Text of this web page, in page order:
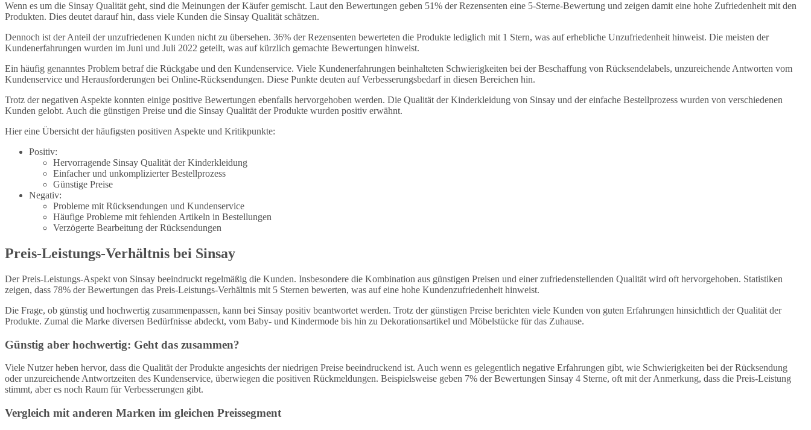
Wenn es um die Sinsay Qualität geht, sind die Meinungen der Käufer gemischt. Laut den Bewertungen geben 51% der Rezensenten eine 5-Sterne-Bewertung und zeigen damit eine hohe Zufriedenheit mit den
Produkten. Dies deutet darauf hin, dass viele Kunden die Sinsay Qualität schätzen.
Dennoch ist der Anteil der unzufriedenen Kunden nicht zu übersehen. 36% der Rezensenten bewerteten die Produkte lediglich mit 1 Stern, was auf erhebliche Unzufriedenheit hinweist. Die meisten der
Kundenerfahrungen wurden im Juni und Juli 2022 geteilt, was auf kürzlich gemachte Bewertungen hinweist.
Ein häufig genanntes Problem betraf die Rückgabe und den Kundenservice. Viele Kundenerfahrungen beinhalteten Schwierigkeiten bei der Beschaffung von Rücksendelabels, unzureichende Antworten vom
Kundenservice und Herausforderungen bei Online-Rücksendungen. Diese Punkte deuten auf Verbesserungsbedarf in diesen Bereichen hin.
Trotz der negativen Aspekte konnten einige positive Bewertungen ebenfalls hervorgehoben werden. Die Qualität der Kinderkleidung von Sinsay und der einfache Bestellprozess wurden von verschiedenen
Kunden gelobt. Auch die günstigen Preise und die Sinsay Qualität der Produkte wurden positiv erwähnt.
Hier eine Übersicht der häufigsten positiven Aspekte und Kritikpunkte:
Positiv:
Hervorragende Sinsay Qualität der Kinderkleidung
Einfacher und unkomplizierter Bestellprozess
Günstige Preise
Negativ:
Probleme mit Rücksendungen und Kundenservice
Häufige Probleme mit fehlenden Artikeln in Bestellungen
Verzögerte Bearbeitung der Rücksendungen
Preis-Leistungs-Verhältnis bei Sinsay
Der Preis-Leistungs-Aspekt von Sinsay beeindruckt regelmäßig die Kunden. Insbesondere die Kombination aus günstigen Preisen und einer zufriedenstellenden Qualität wird oft hervorgehoben. Statistiken
zeigen, dass 78% der Bewertungen das Preis-Leistungs-Verhältnis mit 5 Sternen bewerten, was auf eine hohe Kundenzufriedenheit hinweist.
Die Frage, ob günstig und hochwertig zusammenpassen, kann bei Sinsay positiv beantwortet werden. Trotz der günstigen Preise berichten viele Kunden von guten Erfahrungen hinsichtlich der Qualität der
Produkte. Zumal die Marke diversen Bedürfnisse abdeckt, vom Baby- und Kindermode bis hin zu Dekorationsartikel und Möbelstücke für das Zuhause.
Günstig aber hochwertig: Geht das zusammen?
Viele Nutzer heben hervor, dass die Qualität der Produkte angesichts der niedrigen Preise beeindruckend ist. Auch wenn es gelegentlich negative Erfahrungen gibt, wie Schwierigkeiten bei der Rücksendung
oder unzureichende Antwortzeiten des Kundenservice, überwiegen die positiven Rückmeldungen. Beispielsweise geben 7% der Bewertungen Sinsay 4 Sterne, oft mit der Anmerkung, dass die Preis-Leistung
stimmt, aber es noch Raum für Verbesserungen gibt.
Vergleich mit anderen Marken im gleichen Preissegment